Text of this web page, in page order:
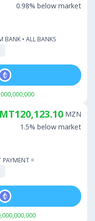
BANK • ALL BANKS
0.98% below market
PAYMENT =
MT120,123.10 MZN
1.5% below market